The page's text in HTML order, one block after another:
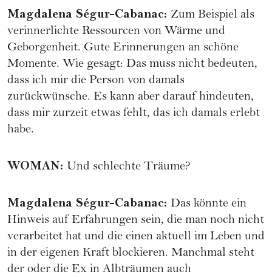
Magdalena Ségur-Cabanac: Zum Beispiel als
verinnerlichte Ressourcen von Wärme und
Geborgenheit. Gute Erinnerungen an schöne
Momente. Wie gesagt: Das muss nicht bedeuten,
dass ich mir die Person von damals
zurückwünsche. Es kann aber darauf hindeuten,
dass mir zurzeit etwas fehlt, das ich damals erlebt
habe.
WOMAN: Und schlechte Träume?
Magdalena Ségur-Cabanac: Das könnte ein
Hinweis auf Erfahrungen sein, die man noch nicht
verarbeitet hat und die einen aktuell im Leben und
in der eigenen Kraft blockieren. Manchmal steht
der oder die Ex in Albträumen auch